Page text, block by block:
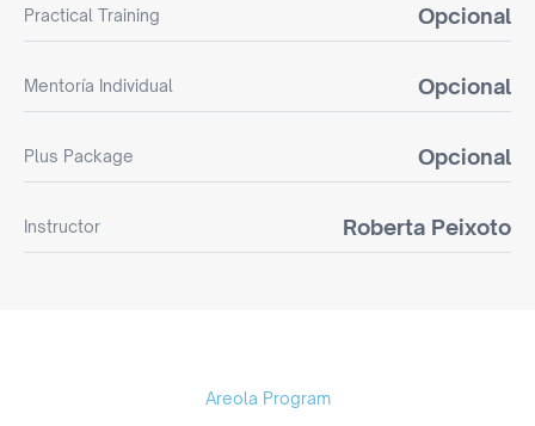
Practical Training Opcional
Mentoría Individual Opcional
Plus Package Opcional
Instructor Roberta Peixoto
Areola Program